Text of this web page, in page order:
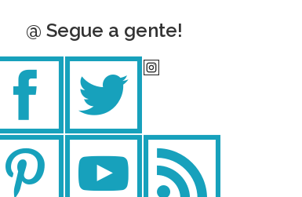
@ Segue a gente!